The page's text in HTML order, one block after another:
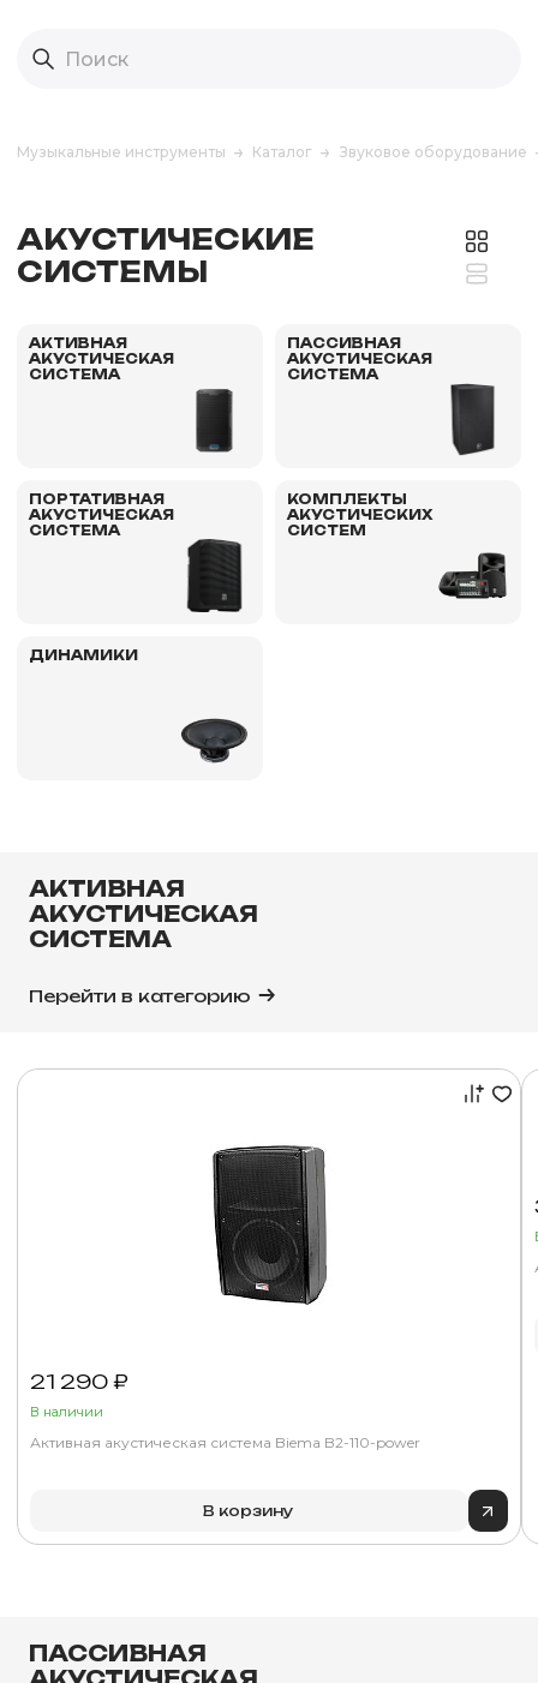
Музыкальные инструменты Каталог Звуковое оборудование
АКУСТИЧЕСКИЕ
СИСТЕМЫ
АКТИВНАЯ
АКУСТИЧЕСКАЯ
СИСТЕМА
ПАССИВНАЯ
АКУСТИЧЕСКАЯ
СИСТЕМА
ПОРТАТИВНАЯ
АКУСТИЧЕСКАЯ
СИСТЕМА
КОМПЛЕКТЫ
АКУСТИЧЕСКИХ
СИСТЕМ
ДИНАМИКИ
АКТИВНАЯ
АКУСТИЧЕСКАЯ
СИСТЕМА
Перейти в категорию
21 290 ₽
В наличии
Активная акустическая система Biema B2-110-power
В корзину
ПАССИВНАЯ